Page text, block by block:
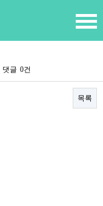
댓글 0건
목록